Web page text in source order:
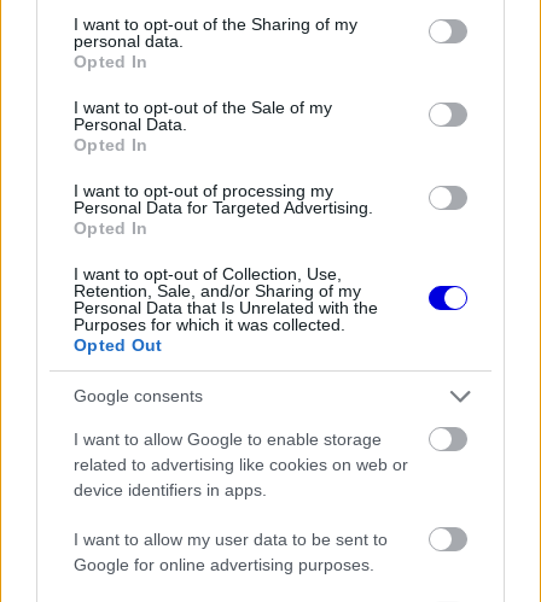
not limited to your visit or usage behaviour. You may click to
grant or deny consent to Google and its third-party tags to
use your data for below specified purposes in below Google
consent section.
I want to opt-out of the Sharing of my
personal data.
Opted In
I want to opt-out of the Sale of my
Personal Data.
Opted In
I want to opt-out of processing my
Personal Data for Targeted Advertising.
Opted In
I want to opt-out of Collection, Use,
Retention, Sale, and/or Sharing of my
Personal Data that Is Unrelated with the
Purposes for which it was collected.
Opted Out
Google consents
I want to allow Google to enable storage
related to advertising like cookies on web or
device identifiers in apps.
I want to allow my user data to be sent to
Google for online advertising purposes.
is
This
modal
the server or network failed or because the format
Részletezte, hogy a hűvösebb idő és a beállítások
is javítottak a helyzetükön: „Szerintem kicsit
hűvösebb volt az idő, ami talán segített. Az autó
is jobbnak tűnt. Még a keményen összeszedett
defekttel együtt is, hogy visszaestem utolsónak,
majd a közepesen gyorsan visszajöttünk a
választottunk.”